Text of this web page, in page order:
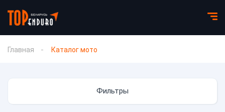
Главная Каталог мото
Фильтры